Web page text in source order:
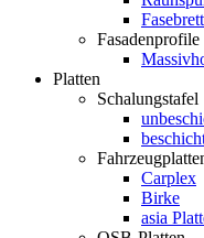
Fasadenprofile
Platten
Schalungstafel
Carplex
Birke
asia